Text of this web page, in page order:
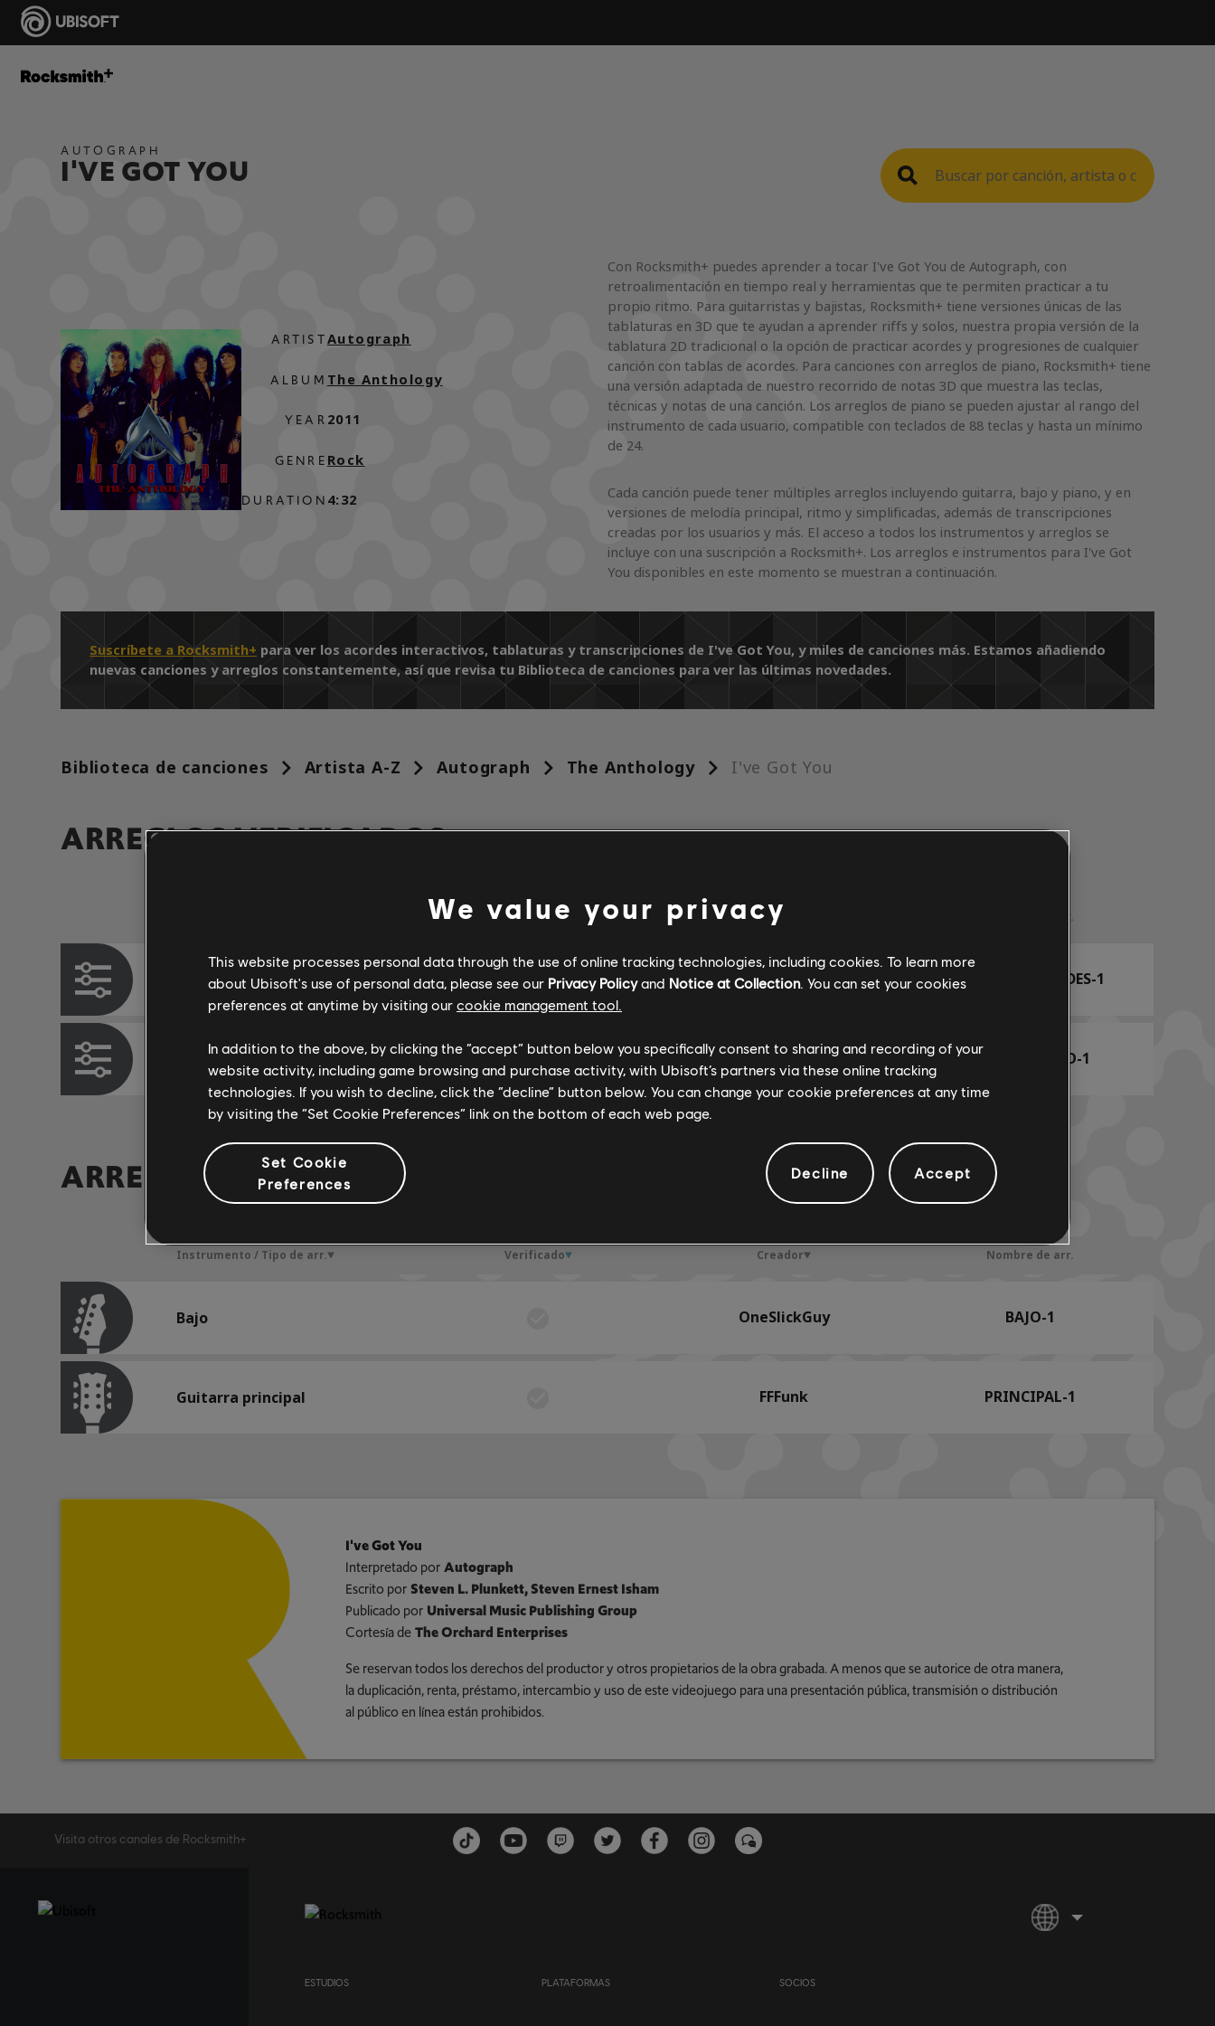
AUTOGRAPH
I'VE GOT YOU
ARTIST
ALBUM
YEAR
GENRE
DURATION
Autograph
The Anthology
2011
Rock
4:32
Con Rocksmith+ puedes aprender a tocar I've Got You de Autograph, con
retroalimentación en tiempo real y herramientas que te permiten practicar a tu
propio ritmo. Para guitarristas y bajistas, Rocksmith+ tiene versiones únicas de las
tablaturas en 3D que te ayudan a aprender riffs y solos, nuestra propia versión de la
tablatura 2D tradicional o la opción de practicar acordes y progresiones de cualquier
canción con tablas de acordes. Para canciones con arreglos de piano, Rocksmith+ tiene
una versión adaptada de nuestro recorrido de notas 3D que muestra las teclas,
técnicas y notas de una canción. Los arreglos de piano se pueden ajustar al rango del
instrumento de cada usuario, compatible con teclados de 88 teclas y hasta un mínimo
de 24.
Cada canción puede tener múltiples arreglos incluyendo guitarra, bajo y piano, y en
versiones de melodía principal, ritmo y simplificadas, además de transcripciones
creadas por los usuarios y más. El acceso a todos los instrumentos y arreglos se
incluye con una suscripción a Rocksmith+. Los arreglos e instrumentos para I've Got
You disponibles en este momento se muestran a continuación.
Suscríbete a Rocksmith+ para ver los acordes interactivos, tablaturas y transcripciones de I've Got You, y miles de canciones más. Estamos añadiendo
nuevas canciones y arreglos constantemente, así que revisa tu Biblioteca de canciones para ver las últimas novedades.
Biblioteca de canciones Artista A-Z Autograph The Anthology I've Got You
ARREGLOS VERIFICADOS
Verificado Creador Nombre de arr.
Tabla de acordes R+ Team & ARCHI TABLA DE ACORDES-1
Tabla de bajo ARCHI TABLA DE BAJO-1
ARREGLOS DE LA COMUNIDAD
Instrumento / Tipo de arr. Verificado Creador Nombre de arr.
Bajo OneSlickGuy BAJO-1
Guitarra principal FFFunk PRINCIPAL-1
I've Got You
Interpretado por Autograph
Escrito por Steven L. Plunkett, Steven Ernest Isham
Publicado por Universal Music Publishing Group
Cortesía de The Orchard Enterprises
Se reservan todos los derechos del productor y otros propietarios de la obra grabada. A menos que se autorice de otra manera,
la duplicación, renta, préstamo, intercambio y uso de este videojuego para una presentación pública, transmisión o distribución
al público en línea están prohibidos.
Visita otros canales de Rocksmith+
ESTUDIOS PLATAFORMAS SOCIOS
We value your privacy
This website processes personal data through the use of online tracking technologies, including cookies. To learn more
about Ubisoft's use of personal data, please see our Privacy Policyand Notice at Collection. You can set your cookies
preferences at anytime by visiting our cookie management tool.
In addition to the above, by clicking the “accept” button below you specifically consent to sharing and recording of your
website activity, including game browsing and purchase activity, with Ubisoft’s partners via these online tracking
technologies. If you wish to decline, click the “decline” button below. You can change your cookie preferences at any time
by visiting the “Set Cookie Preferences” link on the bottom of each web page.
Set Cookie
Preferences
Decline Accept